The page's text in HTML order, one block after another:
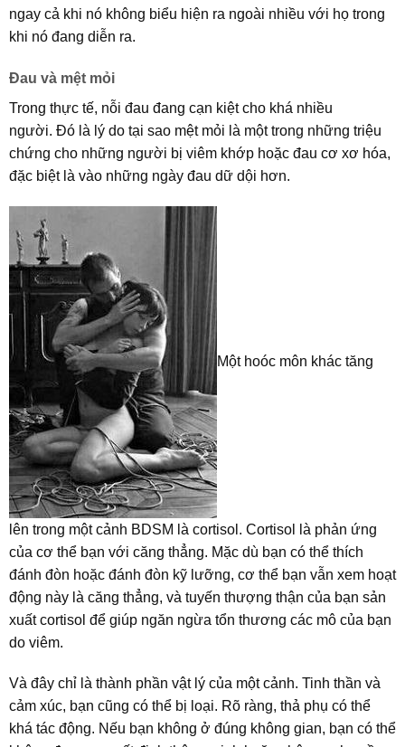
ngay cả khi nó không biểu hiện ra ngoài nhiều với họ trong
khi nó đang diễn ra.
Đau và mệt mỏi
Trong thực tế, nỗi đau đang cạn kiệt cho khá nhiều
người. Đó là lý do tại sao mệt mỏi là một trong những triệu
chứng cho những người bị viêm khớp hoặc đau cơ xơ hóa,
đặc biệt là vào những ngày đau dữ dội hơn.
Một hoóc môn khác tăng
lên trong một cảnh BDSM là cortisol. Cortisol là phản ứng
của cơ thể bạn với căng thẳng. Mặc dù bạn có thể thích
đánh đòn hoặc đánh đòn kỹ lưỡng, cơ thể bạn vẫn xem hoạt
động này là căng thẳng, và tuyến thượng thận của bạn sản
xuất cortisol để giúp ngăn ngừa tổn thương các mô của bạn
do viêm.
Và đây chỉ là thành phần vật lý của một cảnh. Tinh thần và
cảm xúc, bạn cũng có thể bị loại. Rõ ràng, thả phụ có thể
khá tác động. Nếu bạn không ở đúng không gian, bạn có thể